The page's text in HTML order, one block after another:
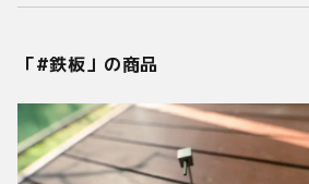
「#鉄板」の商品